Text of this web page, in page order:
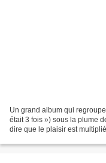
Un grand album qui
était 3 fois ») sous la plume
dire que le plaisir est